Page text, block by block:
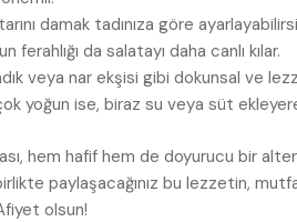
damak tadınıza göre
ferahlığı da salatayı daha canlı kılar.
veya nar ekşisi gibi dokunsal ve
yoğun ise, biraz su veya süt
hem hafif hem de doyurucu bir
paylaşacağınız bu lezzetin,
olsun!